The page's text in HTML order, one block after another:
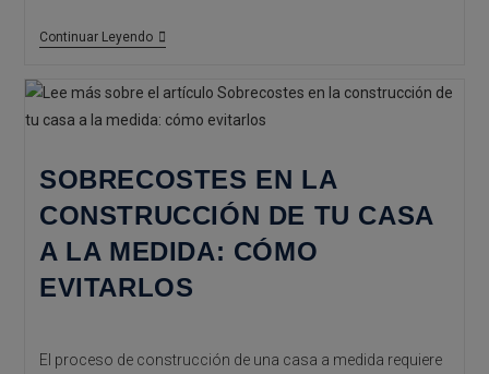
Continuar LeyendoArquitectos
Inteligente
Domótica
SOBRECOSTES EN LA
CONSTRUCCIÓN DE TU CASA
A LA MEDIDA: CÓMO
EVITARLOS
El proceso de construcción de una casa a medida requiere